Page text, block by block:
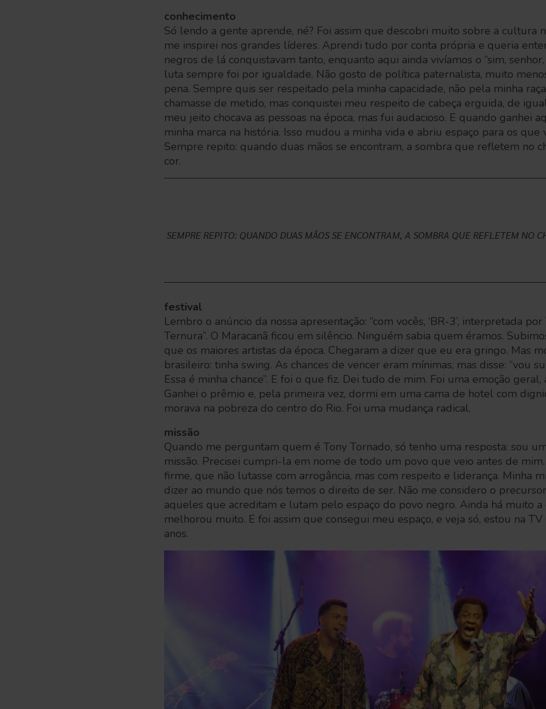
conhecimento
Só lendo a gente aprende, né? Foi assim que descobri muito sobre a cultura
me inspirei nos grandes líderes. Aprendi tudo por conta própria e queria
negros de lá conquistavam tanto, enquanto aqui ainda vivíamos o “sim,
luta sempre foi por igualdade. Não gosto de política paternalista, muito
pena. Sempre quis ser respeitado pela minha capacidade, não pela minha
chamasse de metido, mas conquistei meu respeito de cabeça erguida, de
meu jeito chocava as pessoas na época, mas fui audacioso. E quando ganhei
minha marca na história. Isso mudou a minha vida e abriu espaço para os que
Sempre repito: quando duas mãos se encontram, a sombra que refletem no
cor.
SEMPRE REPITO: QUANDO DUAS MÃOS SE ENCONTRAM, A SOMBRA QUE REFLETEM NO
festival
Lembro o anúncio da nossa apresentação: “com vocês, ‘BR-3’, interpretada
Ternura”. O Maracanã ficou em silêncio. Ninguém sabia quem éramos.
que os maiores artistas da época. Chegaram a dizer que eu era gringo. Mas
brasileiro: tinha swing. As chances de vencer eram mínimas, mas disse: “vou
Essa é minha chance”. E foi o que fiz. Dei tudo de mim. Foi uma emoção
Ganhei o prêmio e, pela primeira vez, dormi em uma cama de hotel com
morava na pobreza do centro do Rio. Foi uma mudança radical.
missão
Quando me perguntam quem é Tony Tornado, só tenho uma resposta: sou
missão. Precisei cumpri-la em nome de todo um povo que veio antes de
firme, que não lutasse com arrogância, mas com respeito e liderança. Minha
dizer ao mundo que nós temos o direito de ser. Não me considero o
aqueles que acreditam e lutam pelo espaço do povo negro. Ainda há muito a
melhorou muito. E foi assim que consegui meu espaço, e veja só, estou na
anos.